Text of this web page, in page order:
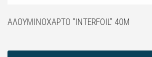
ΑΛΟΥΜΙΝΌΧΑΡΤΟ “INTERFOIL” 40M